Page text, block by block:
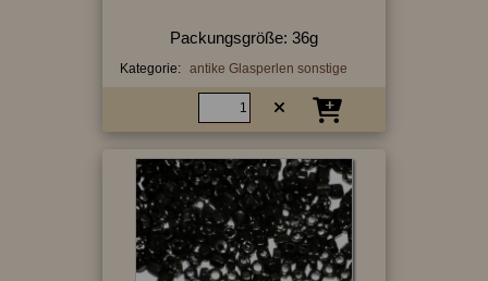
Packungsgröße: 36g
Kategorie: antike Glasperlen sonstige